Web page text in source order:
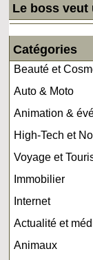
Le boss
Catégories
Beauté et
Auto & Moto
Animation &
High-Tech et
Voyage et
Immobilier
Internet
Actualité et
Animaux